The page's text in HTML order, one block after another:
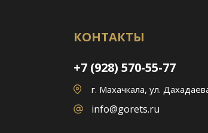
КОНТАКТЫ
+7 (928) 570-55-77
г. Махачкала, ул.
info@gorets.ru